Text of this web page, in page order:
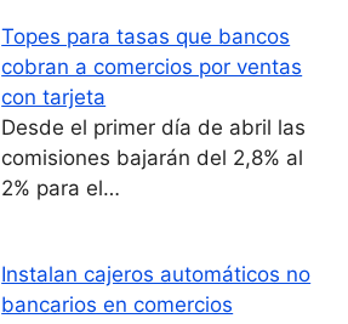
Topes para tasas que bancos
cobran a comercios por ventas
con tarjeta
Desde el primer día de abril las
comisiones bajarán del 2,8% al
2% para el…
Instalan cajeros automáticos no
bancarios en comercios